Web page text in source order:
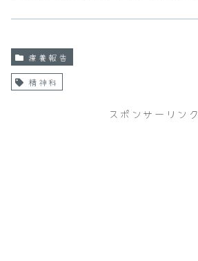
療養報告
精神科
スポンサーリンク